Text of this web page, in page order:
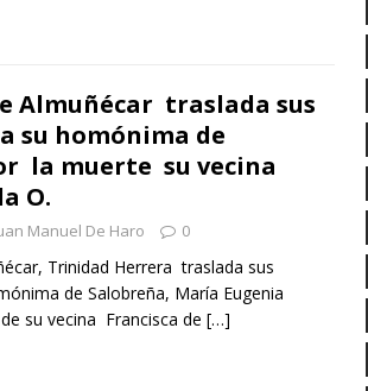
Almuñécar traslada sus
su homónima de
la muerte su vecina
O.
Manuel De Haro 0
Trinidad Herrera traslada sus
de Salobreña, María Eugenia
su vecina Francisca de […]